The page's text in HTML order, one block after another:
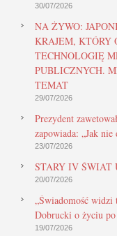
30/07/2026
NA ŻYWO:
KRAJEM, KTÓRY
TECHNOLOGIĘ
PUBLICZNYCH.
TEMAT
29/07/2026
Prezydent
zapowiada: „Jak
23/07/2026
STARY IV
20/07/2026
„Świadomość widzi
Dobrucki o życiu
19/07/2026